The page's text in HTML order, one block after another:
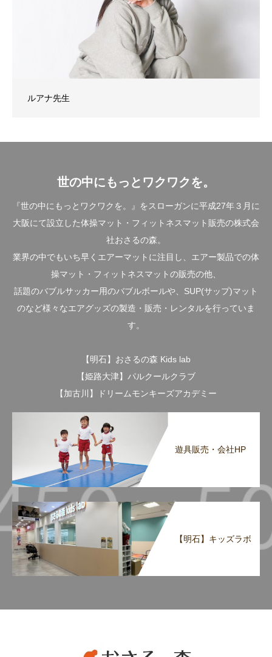
ルアナ先生
世の中にもっとワクワクを。
『世の中にもっとワクワクを。』をスローガンに平成27年３月に
大阪にて設立した体操マット・フィットネスマット販売の株式会
社おさるの森。
業界の中でもいち早くエアーマットに注目し、エアー製品での体
操マット・フィットネスマットの販売の他、
話題のバブルサッカー用のバブルボールや、SUP(サップ)マット
のなど様々なエアグッズの製造・販売・レンタルを行っていま
す。
【明石】おさるの森 Kids lab
【姫路大津】パルクールクラブ
【加古川】ドリームモンキーズアカデミー
遊具販売・会社HP
【明石】キッズラボ